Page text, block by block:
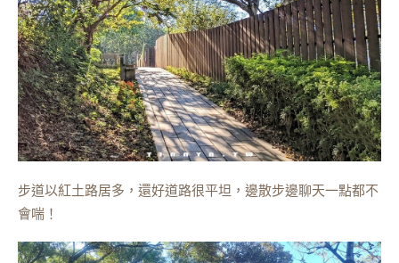
步道以紅土路居多，還好道路很平坦，邊散步邊聊天一點都不
會喘！